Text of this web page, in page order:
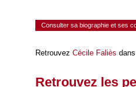
Consulter sa biographie et ses
Retrouvez Cécile Faliès
Retrouvez les